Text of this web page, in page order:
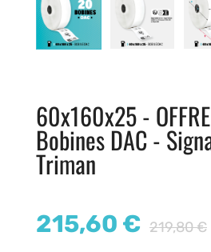
60x160x25 -
Bobines DAC -
Triman
219,80€
215,60 €